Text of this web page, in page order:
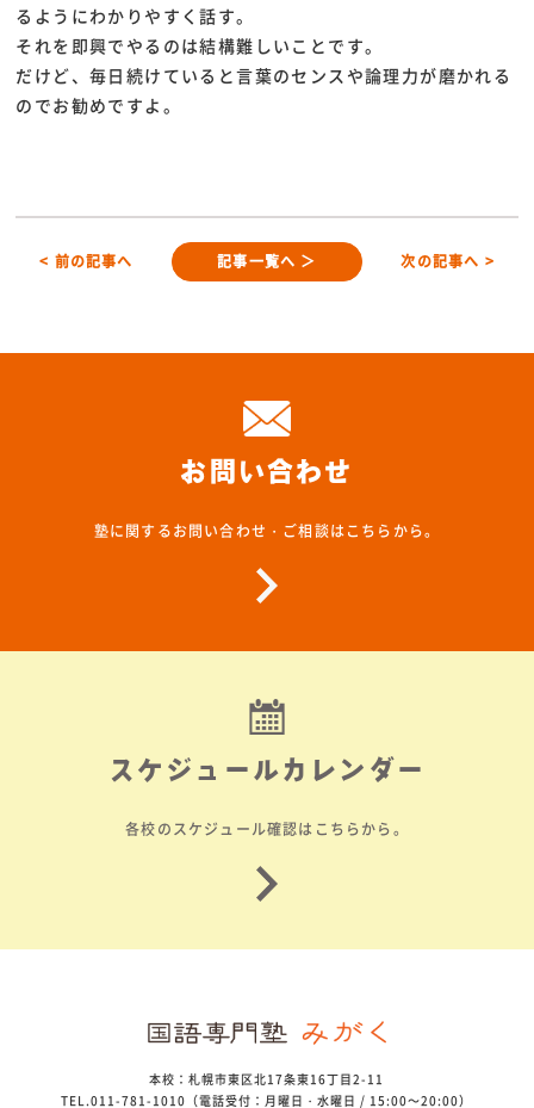
るようにわかりやすく話す。
それを即興でやるのは結構難しいことです。
だけど、毎日続けていると言葉のセンスや論理力が磨かれる
のでお勧めですよ。
< 前の記事へ 記事一覧へ ＞ 次の記事へ >
お問い合わせ
塾に関するお問い合わせ・ご相談はこちらから。
スケジュールカレンダー
各校のスケジュール確認はこちらから。
本校：札幌市東区北17条東16丁目2-11
TEL.011-781-1010（電話受付：月曜日・水曜日 / 15:00～20:00）